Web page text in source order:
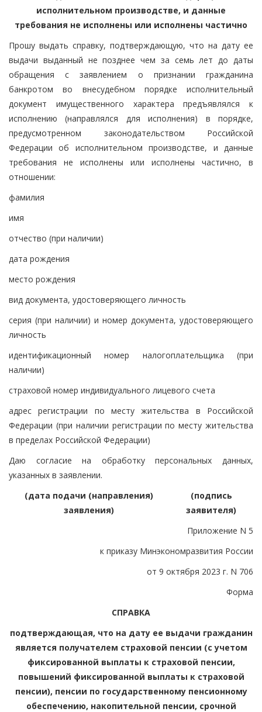
исполнительном производстве, и данные
требования не исполнены или исполнены частично
Прошу выдать справку, подтверждающую, что на дату ее
выдачи выданный не позднее чем за семь лет до даты
обращения с заявлением о признании гражданина
банкротом во внесудебном порядке исполнительный
документ имущественного характера предъявлялся к
исполнению (направлялся для исполнения) в порядке,
предусмотренном законодательством Российской
Федерации об исполнительном производстве, и данные
требования не исполнены или исполнены частично, в
отношении:
фамилия
имя
отчество (при наличии)
дата рождения
место рождения
вид документа, удостоверяющего личность
серия (при наличии) и номер документа, удостоверяющего
личность
идентификационный номер налогоплательщика (при
наличии)
страховой номер индивидуального лицевого счета
адрес регистрации по месту жительства в Российской
Федерации (при наличии регистрации по месту жительства
в пределах Российской Федерации)
Даю согласие на обработку персональных данных,
указанных в заявлении.
(дата подачи (направления)
заявления)
(подпись
заявителя)
Приложение N 5
к приказу Минэкономразвития России
от 9 октября 2023 г. N 706
Форма
СПРАВКА
подтверждающая, что на дату ее выдачи гражданин
является получателем страховой пенсии (с учетом
фиксированной выплаты к страховой пенсии,
повышений фиксированной выплаты к страховой
пенсии), пенсии по государственному пенсионному
обеспечению, накопительной пенсии, срочной